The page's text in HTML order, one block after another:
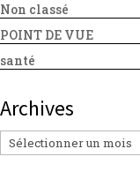
Non classé
POINT DE VUE
santé
Archives
Archives